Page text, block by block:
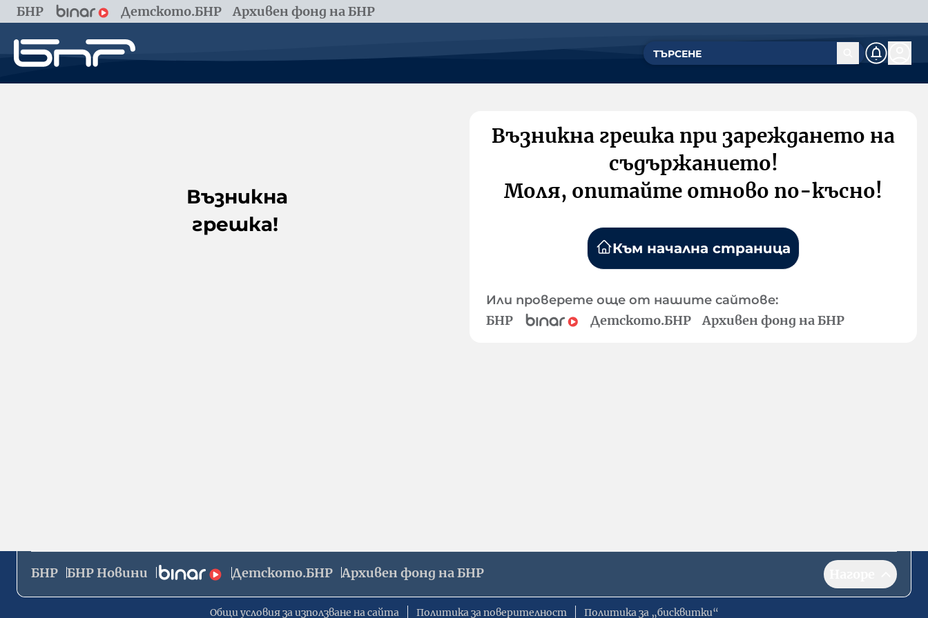
БНР Детското.БНР Архивен фонд на БНР
Възникна
грешка!
Възникна грешка при зареждането на
съдържанието!
Моля, опитайте отново по-късно!
Към начална страница
Или проверете още от нашите сайтове:
БНР Детското.БНР Архивен фонд на БНР
БНР БНР Новини Детското.БНР Архивен фонд на БНР
Общи условия за използване на сайта Политика за поверителност Политика за „бисквитки“